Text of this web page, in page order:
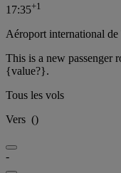
17:35+1
Aéroport international
This is a new passenger
{value?}.
Tous les vols
Vers ()
-